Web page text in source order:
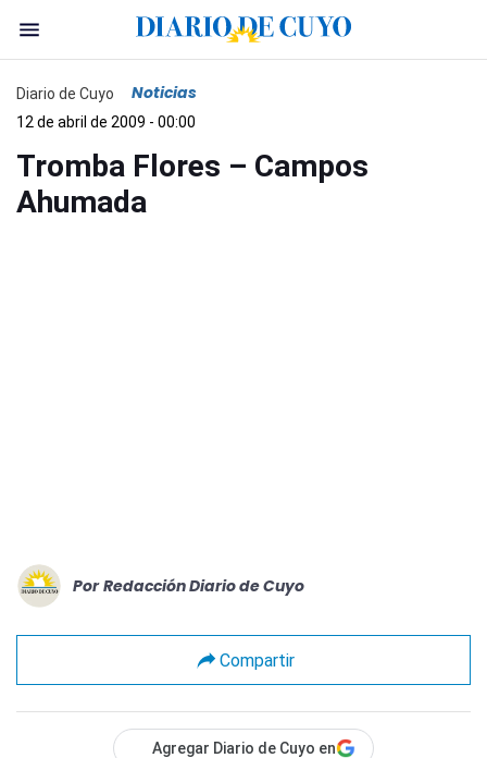
Diario de Cuyo Noticias
12 de abril de 2009 - 00:00
Tromba Flores – Campos
Ahumada
Por Redacción Diario de Cuyo
Compartir
Agregar Diario de Cuyo en